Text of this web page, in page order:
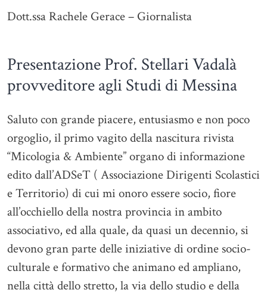
Dott.ssa Rachele Gerace – Giornalista
Presentazione Prof. Stellari Vadalà
provveditore agli Studi di Messina
Saluto con grande piacere, entusiasmo e non poco
orgoglio, il primo vagito della nascitura rivista
“Micologia & Ambiente” organo di informazione
edito dall’ADSeT ( Associazione Dirigenti Scolastici
e Territorio) di cui mi onoro essere socio, fiore
all’occhiello della nostra provincia in ambito
associativo, ed alla quale, da quasi un decennio, si
devono gran parte delle iniziative di ordine socio-
culturale e formativo che animano ed ampliano,
nella città dello stretto, la via dello studio e della